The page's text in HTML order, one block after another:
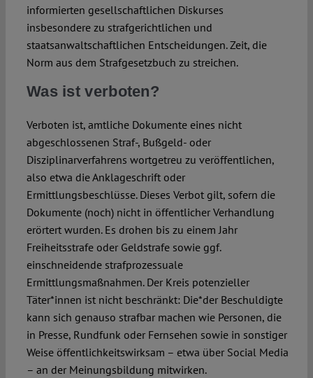
informierten gesellschaftlichen Diskurses
insbesondere zu strafgerichtlichen und
staatsanwaltschaftlichen Entscheidungen. Zeit, die
Norm aus dem Strafgesetzbuch zu streichen.
Was ist verboten?
Verboten ist, amtliche Dokumente eines nicht
abgeschlossenen Straf-, Bußgeld- oder
Disziplinarverfahrens wortgetreu zu veröffentlichen,
also etwa die Anklageschrift oder
Ermittlungsbeschlüsse. Dieses Verbot gilt, sofern die
Dokumente (noch) nicht in öffentlicher Verhandlung
erörtert wurden. Es drohen bis zu einem Jahr
Freiheitsstrafe oder Geldstrafe sowie ggf.
einschneidende strafprozessuale
Ermittlungsmaßnahmen. Der Kreis potenzieller
Täter*innen ist nicht beschränkt: Die*der Beschuldigte
kann sich genauso strafbar machen wie Personen, die
in Presse, Rundfunk oder Fernsehen sowie in sonstiger
Weise öffentlichkeitswirksam – etwa über Social Media
– an der Meinungsbildung mitwirken.